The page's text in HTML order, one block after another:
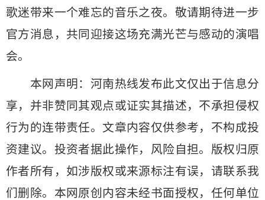
歌迷带来一个难忘的音乐之夜。敬请期待进一步
官方消息，共同迎接这场充满光芒与感动的演唱
会。
本网声明：河南热线发布此文仅出于信息分
享，并非赞同其观点或证实其描述，不承担侵权
行为的连带责任。文章内容仅供参考，不构成投
资建议。投资者据此操作，风险自担。版权归原
作者所有，如涉版权或来源标注有误，请联系我
们删除。本网原创内容未经书面授权，任何单位